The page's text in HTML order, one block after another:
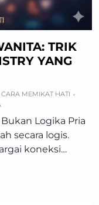
TRIK
YANG
CARA MEMIKAT HATI
Logika Pria
secara logis.
koneksi…